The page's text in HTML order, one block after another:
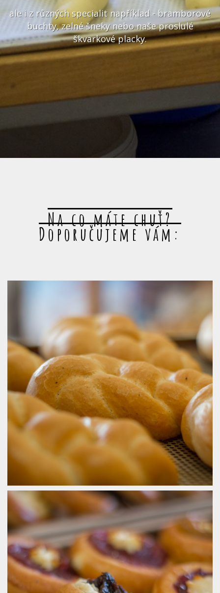
ale i z různých specialit například - bramborové
buchty, zelné šneky nebo naše proslulé
škvarkové placky.
Na co máte chuť?
Doporučujeme vám: